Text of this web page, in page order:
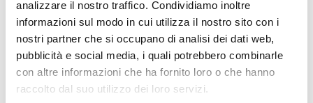
analizzare il nostro traffico. Condividiamo inoltre
informazioni sul modo in cui utilizza il nostro sito con i
nostri partner che si occupano di analisi dei dati web,
pubblicità e social media, i quali potrebbero combinarle
con altre informazioni che ha fornito loro o che hanno
raccolto dal suo utilizzo dei loro servizi.
COGNOME*
EMAIL*